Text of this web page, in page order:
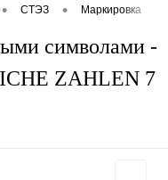
• СТЭЗ • Маркировка
символами -
ZAHLEN 7